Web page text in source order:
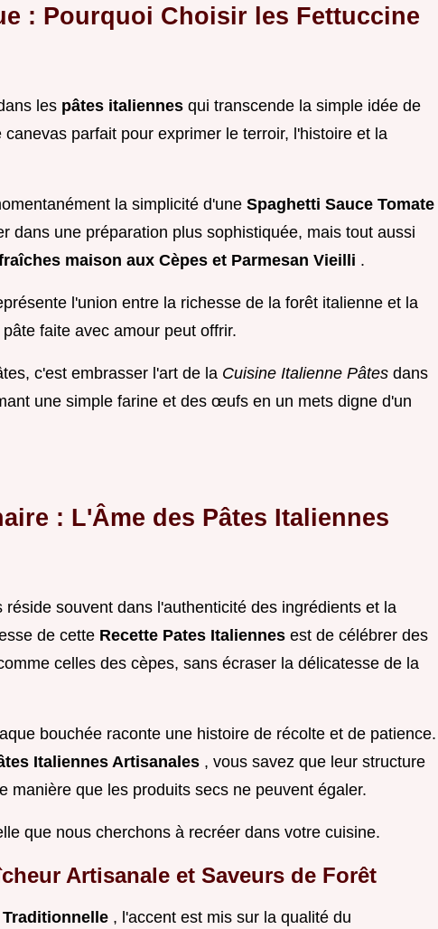
: Pourquoi Choisir les Fettuccine
les pâtes italiennes qui transcende la simple idée de
parfait pour exprimer le terroir, l'histoire et la
la simplicité d'une Spaghetti Sauce Tomate
dans une préparation plus sophistiquée, mais tout aussi
maison aux Cèpes et Parmesan Vieilli .
l'union entre la richesse de la forêt italienne et la
faite avec amour peut offrir.
c'est embrasser l'art de la Cuisine Italienne Pâtes dans
une simple farine et des œufs en un mets digne d'un
: L'Âme des Pâtes Italiennes
souvent dans l'authenticité des ingrédients et la
de cette Recette Pates Italiennes est de célébrer des
celles des cèpes, sans écraser la délicatesse de la
bouchée raconte une histoire de récolte et de patience.
Italiennes Artisanales , vous savez que leur structure
manière que les produits secs ne peuvent égaler.
que nous cherchons à recréer dans votre cuisine.
Artisanale et Saveurs de Forêt
, l'accent est mis sur la qualité du